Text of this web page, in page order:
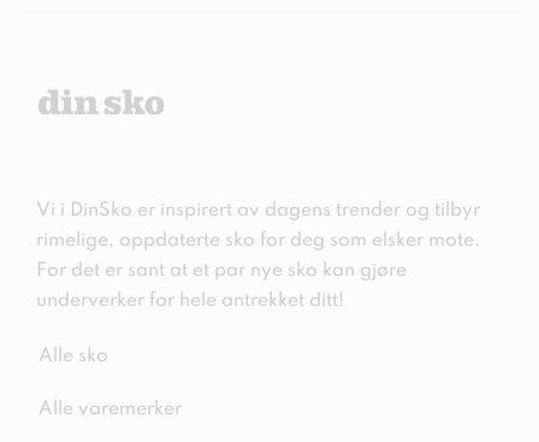
Vi i DinSko er inspirert av dagens trender og tilbyr
rimelige, oppdaterte sko for deg som elsker mote.
For det er sant at et par nye sko kan gjøre
underverker for hele antrekket ditt!
Alle sko
Alle varemerker